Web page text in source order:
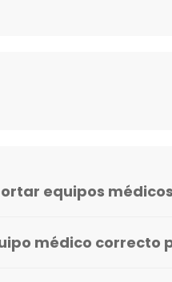
equipos
médico